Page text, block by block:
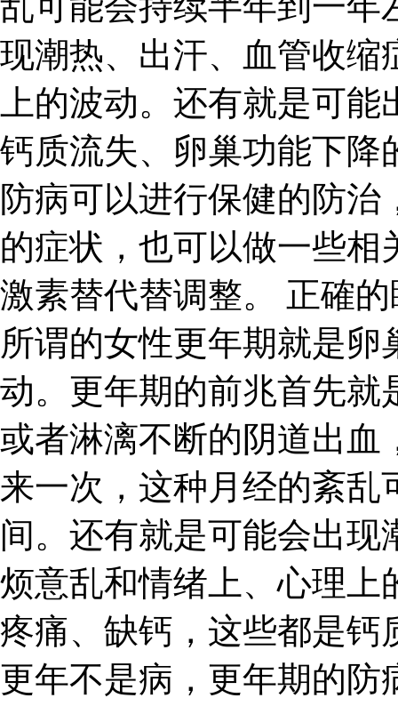
现潮热、出汗、血管收缩
上的波动。还有就是可
钙质流失、卵巢功能下降
防病可以进行保健的防
的症状，也可以做一些
激素替代替调整。 正確
所谓的女性更年期就是
动。更年期的前兆首先就
或者淋漓不断的阴道出血
来一次，这种月经的紊乱
间。还有就是可能会出
烦意乱和情绪上、心理上
疼痛、缺钙，这些都是钙
更年不是病，更年期的防